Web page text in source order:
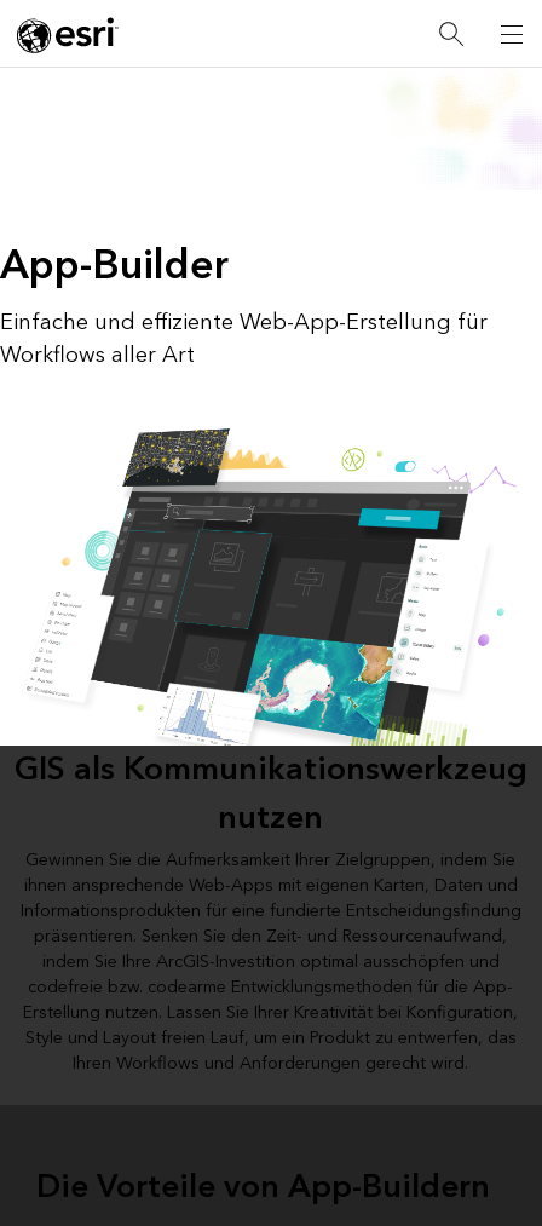
App-Builder
Einfache und effiziente Web-App-Erstellung für
Workflows aller Art
GIS als Kommunikationswerkzeug
nutzen
Gewinnen Sie die Aufmerksamkeit Ihrer Zielgruppen, indem Sie
ihnen ansprechende Web-Apps mit eigenen Karten, Daten und
Informationsprodukten für eine fundierte Entscheidungsfindung
präsentieren. Senken Sie den Zeit- und Ressourcenaufwand,
indem Sie Ihre ArcGIS-Investition optimal ausschöpfen und
codefreie bzw. codearme Entwicklungsmethoden für die App-
Erstellung nutzen. Lassen Sie Ihrer Kreativität bei Konfiguration,
Style und Layout freien Lauf, um ein Produkt zu entwerfen, das
Ihren Workflows und Anforderungen gerecht wird.
Die Vorteile von App-Buildern